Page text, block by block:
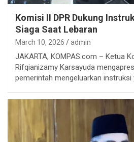
Komisi II DPR Dukung
Siaga Saat Lebaran
March 10, 2026 admin
JAKARTA, KOMPAS.com – Ketua
Rifqianizamy Karsayuda
pemerintah mengeluarkan